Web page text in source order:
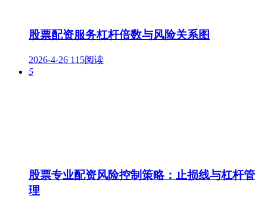
股票配资服务杠杆倍数与风险关系图
2026-4-26 115阅读
5
股票专业配资风险控制策略：止损线与杠杆管
理